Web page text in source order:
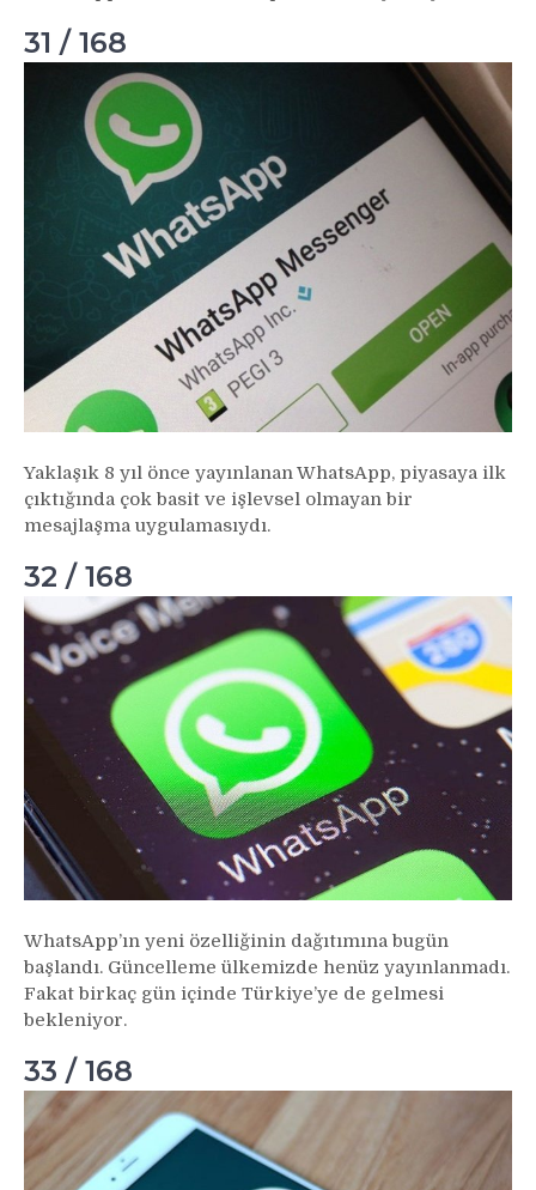
31 / 168
Yaklaşık 8 yıl önce yayınlanan WhatsApp, piyasaya ilk
çıktığında çok basit ve işlevsel olmayan bir
mesajlaşma uygulamasıydı.
32 / 168
WhatsApp’ın yeni özelliğinin dağıtımına bugün
başlandı. Güncelleme ülkemizde henüz yayınlanmadı.
Fakat birkaç gün içinde Türkiye’ye de gelmesi
bekleniyor.
33 / 168